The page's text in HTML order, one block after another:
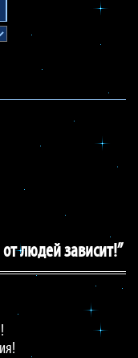
людей зависит!”